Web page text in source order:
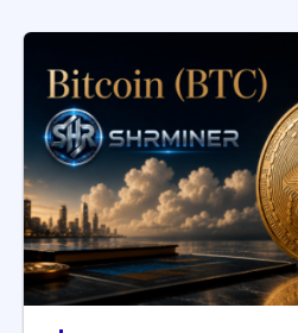
MERCADO DIGITAL
SHRMiner: como
buscam renda e
de 4% em ativos